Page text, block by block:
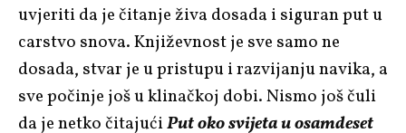
uvjeriti da je čitanje živa dosada i siguran put u
carstvo snova. Književnost je sve samo ne
dosada, stvar je u pristupu i razvijanju navika, a
sve počinje još u klinačkoj dobi. Nismo još čuli
da je netko čitajućiPut oko svijeta u osamdeset